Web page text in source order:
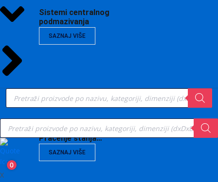
Sistemi centralnog
podmazivanja
SAZNAJ VIŠE
Vibrodijagnostika,
Praćenje stanja…
SAZNAJ VIŠE
Products
search
Products
search
0
X